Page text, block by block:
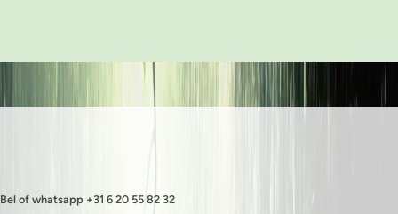
Bel of whatsapp +31 6 20 55 82 32